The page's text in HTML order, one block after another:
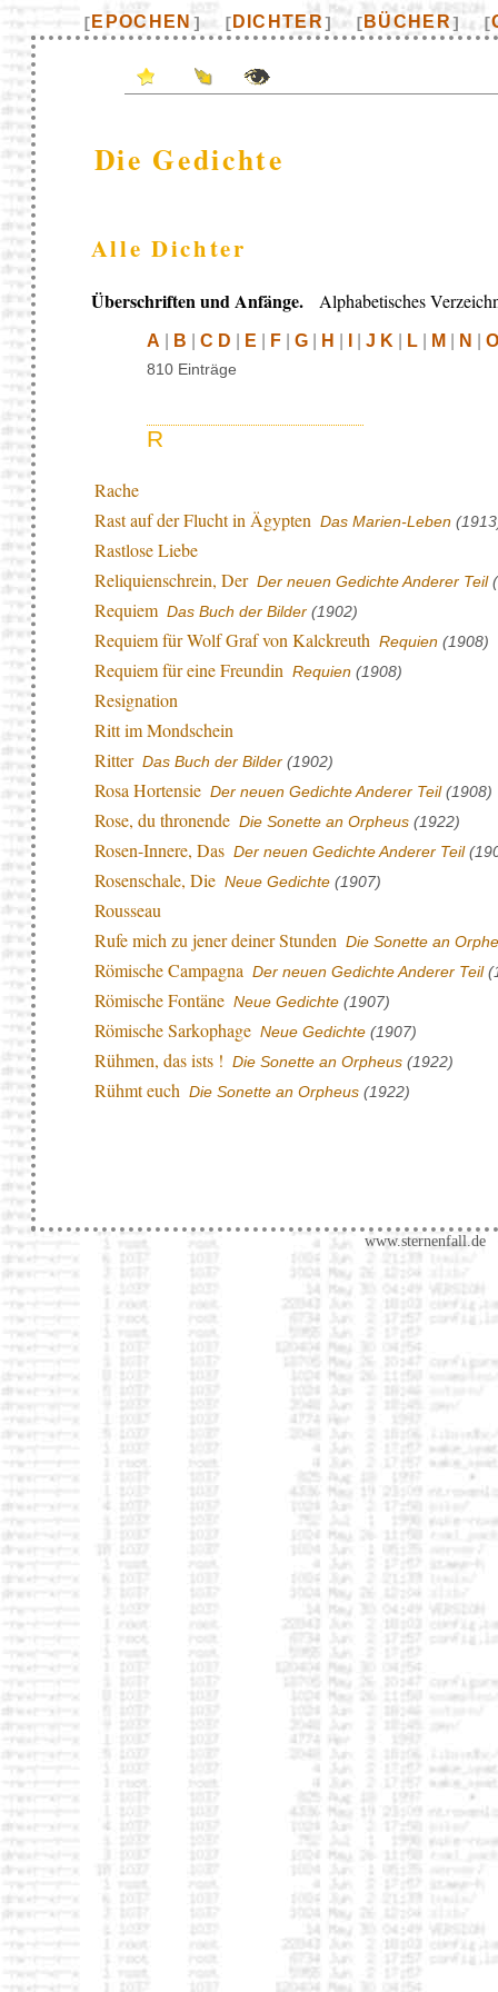
[ EPOCHEN ] [ DICHTER] [ BÜCHER] [
Die Gedichte
Alle Dichter
Überschriften und Anfänge.Alphabetisches
A B C D E F| G| H J K L| M N
810 Einträge
R
Rache
Rast auf der Flucht in Ägypten Das Marien-Leben
Rastlose Liebe
Reliquienschrein, Der Der neuen Gedichte Anderer Teil
Requiem Das Buch der Bilder(1902)
Requiem für Wolf Graf von Kalckreuth Requien(1908)
Requiem für eine Freundin Requien(1908)
Resignation
Ritt im Mondschein
Ritter Das Buch der Bilder(1902)
Rosa Hortensie Der neuen Gedichte Anderer Teil(1908)
Rose, du thronende Die Sonette an Orpheus(1922)
Rosen-Innere, Das Der neuen Gedichte Anderer Teil
Rosenschale, Die Neue Gedichte(1907)
Rousseau
Rufe mich zu jener deiner Stunden Die Sonette an
Römische Campagna Der neuen Gedichte Anderer Teil
Römische Fontäne Neue Gedichte(1907)
Römische Sarkophage Neue Gedichte(1907)
Rühmen, das ists ! Die Sonette an Orpheus(1922)
Rühmt euch Die Sonette an Orpheus(1922)
www.sternenfall.de